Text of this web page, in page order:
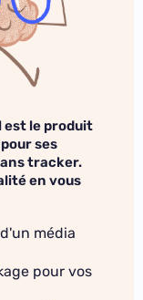
est le produit
ses
tracker.
en vous
média
pour vos